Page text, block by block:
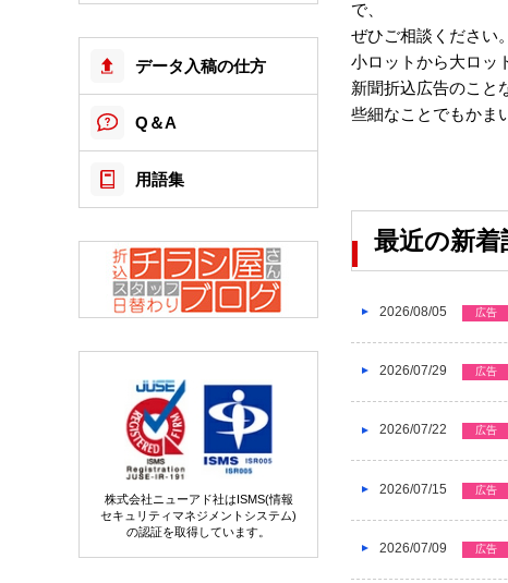
で、
ぜひご相談ください。
小ロットから大ロッ
新聞折込広告のこと
些細なことでもかま
最近の新着
2026/08/05 広告
2026/07/29 広告
2026/07/22 広告
2026/07/15 広告
2026/07/09 広告
データ入稿の仕方
Q＆A
用語集
株式会社ニューアド社はISMS(情報
セキュリティマネジメントシステム)
の認証を取得しています。